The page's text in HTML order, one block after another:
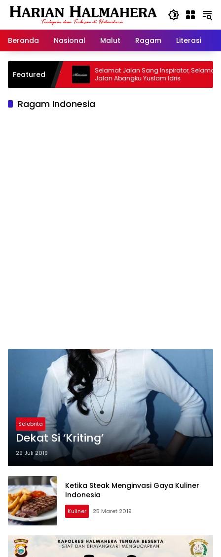
Langsung
Beranda
Nasional Malut Ragam Literasi
Featured
Warisan
Selamat Jalan Sang Inspirator, Selamat
Jalan Abangku Yuslam Idris
Ragam Indonesia
Selebrita
Dekat Si ‘Kriting’
29 Juli 2019
Ketika Steak Menginvasi Gaya Kuliner
Indonesia
Kuliner 25 Maret 2019